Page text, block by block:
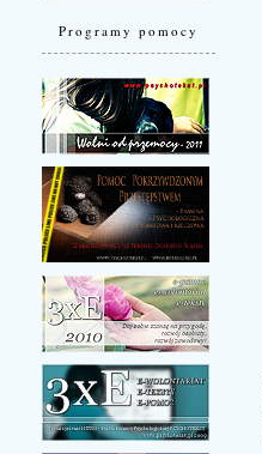
Programy pomocy